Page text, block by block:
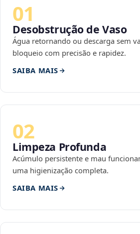
01
Desobstrução de Vaso
Água retornando ou descarga sem
bloqueio com precisão e rapidez.
SAIBA MAIS
02
Limpeza Profunda
Acúmulo persistente e mau
uma higienização completa.
SAIBA MAIS